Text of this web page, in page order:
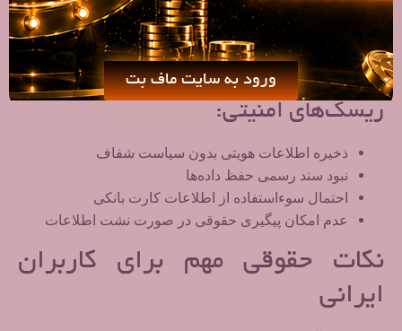
امنیت و حریم خصوصی کاربران
وجود SSL به‌تنهایی تضمین‌کننده امنیت نیست.
ریسک‌های امنیتی:
ذخیره اطلاعات هویتی بدون سیاست شفاف
نبود سند رسمی حفظ داده‌ها
احتمال سوءاستفاده از اطلاعات کارت بانکی
عدم امکان پیگیری حقوقی در صورت نشت اطلاعات
نکات حقوقی مهم برای کاربران
ایرانی
ورود به سایت ماف بت